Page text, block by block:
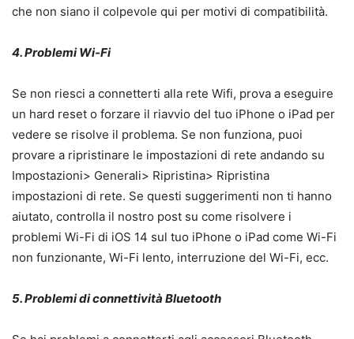
che non siano il colpevole qui per motivi di compatibilità.
4. Problemi Wi-Fi
Se non riesci a connetterti alla rete Wifi, prova a eseguire
un hard reset o forzare il riavvio del tuo iPhone o iPad per
vedere se risolve il problema. Se non funziona, puoi
provare a ripristinare le impostazioni di rete andando su
Impostazioni> Generali> Ripristina> Ripristina
impostazioni di rete. Se questi suggerimenti non ti hanno
aiutato, controlla il nostro post su come risolvere i
problemi Wi-Fi di iOS 14 sul tuo iPhone o iPad come Wi-Fi
non funzionante, Wi-Fi lento, interruzione del Wi-Fi, ecc.
5. Problemi di connettività Bluetooth